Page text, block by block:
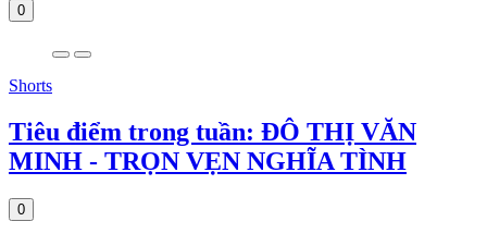
0
Shorts
Tiêu điểm trong tuần: ĐÔ THỊ VĂN
MINH - TRỌN VẸN NGHĨA TÌNH
0